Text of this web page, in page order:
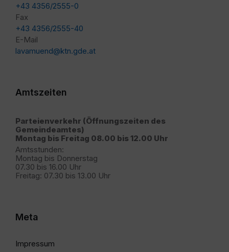
+43 4356/2555-0
Fax
+43 4356/2555-40
E-Mail
lavamuend@ktn.gde.at
Amtszeiten
Parteienverkehr (Öffnungszeiten des
Gemeindeamtes)
Montag bis Freitag 08.00 bis 12.00 Uhr
Amtsstunden:
Montag bis Donnerstag
07.30 bis 16.00 Uhr
Freitag: 07.30 bis 13.00 Uhr
Meta
Impressum